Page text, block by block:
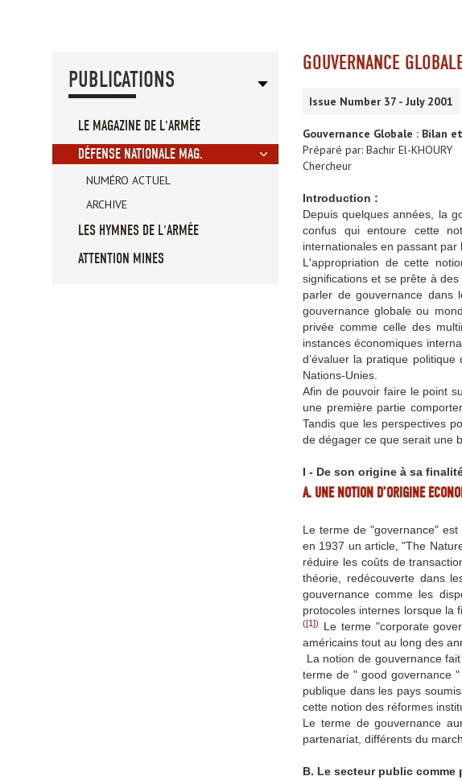
PUBLICATIONS
LE MAGAZINE DE L'ARMÉE
DÉFENSE NATIONALE MAG.
NUMÉRO ACTUEL
ARCHIVE
LES HYMNES DE L'ARMÉE
ATTENTION MINES
GOUVERNANCE
Issue Number 37 - July 2001
Gouvernance Globale : Bilan
Préparé par: Bachir El-KHOURY
Chercheur
Introduction :
Depuis quelques années, la
confus qui entoure cette
internationales en passant
L'appropriation de cette
significations et se prête à
parler de gouvernance dans
gouvernance globale ou
privée comme celle des
instances économiques
d’évaluer la pratique
Nations-Unies.
Afin de pouvoir faire le point
une première partie
Tandis que les perspectives
de dégager ce que serait une
I - De son origine à sa
A. UNE NOTION D’ORIGINE
Le terme de "governance"
en 1937 un article, "The
réduire les coûts de
théorie, redécouverte dans
gouvernance comme les
protocoles internes lorsque la
([1])
Le terme "corporate
américains tout au long des
La notion de gouvernance
terme de " good governance
publique dans les pays
cette notion des réformes
Le terme de gouvernance
partenariat, différents du
B. Le secteur public comme